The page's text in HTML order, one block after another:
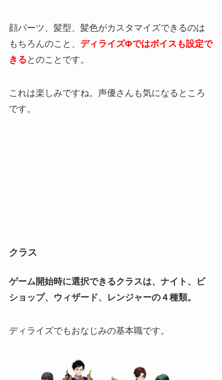
顔パーツ、髪型、髪色がカスタマイズできるのは
もちろんのこと、 ディライズΦではボイスも設定で
きる とのことです。
これは楽しみですね。声優さんも気になるところ
です。
クラス
ゲーム開始時に選択できるクラスは、ナイト、ビ
ショップ、ウィザード、レンジャーの４種類。
ディライズでもおなじみの基本職です。